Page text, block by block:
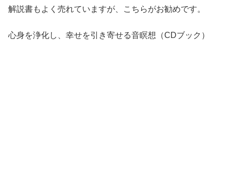
解説書もよく売れていますが、こちらがお勧めです。
心身を浄化し、幸せを引き寄せる音瞑想（CDブック）